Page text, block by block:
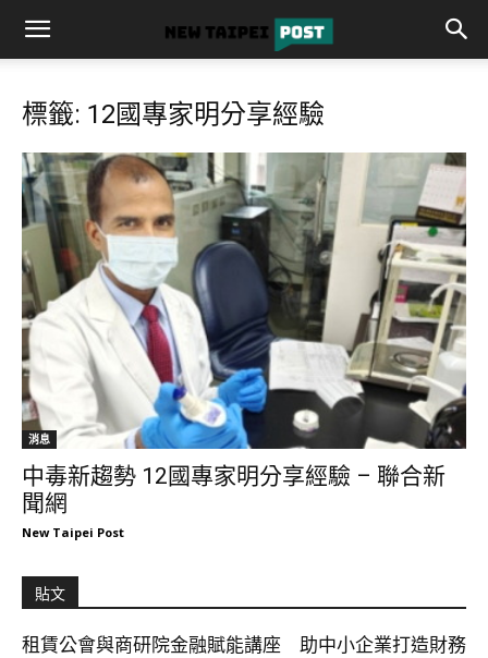
標籤: 12國專家明分享經驗
消息
中毒新趨勢 12國專家明分享經驗 – 聯合新
聞網
New Taipei Post
貼文
租賃公會與商研院金融賦能講座 助中小企業打造財務